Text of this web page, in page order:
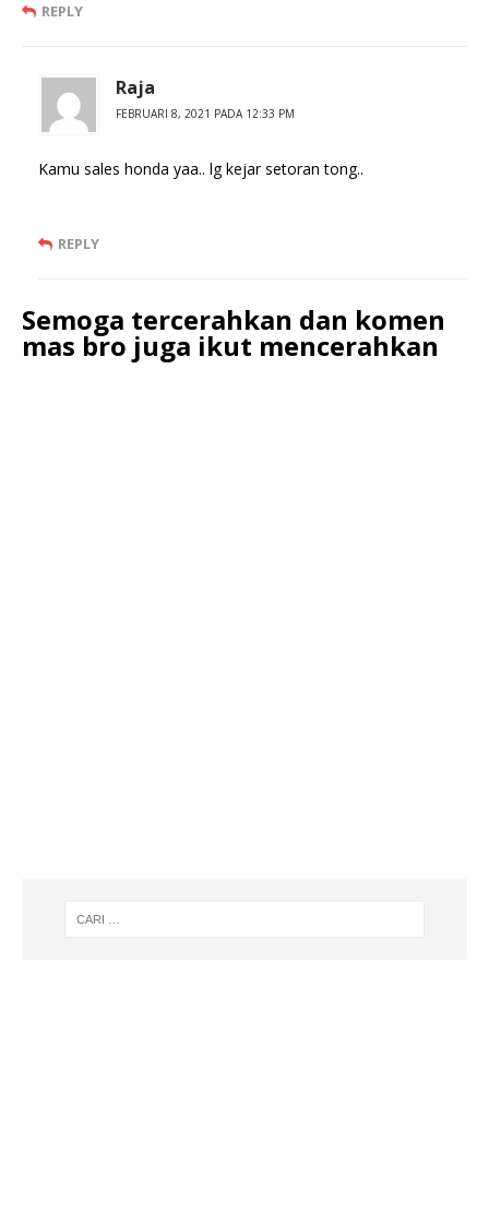
REPLY
Raja
FEBRUARI 8, 2021 PADA 12:33 PM
Kamu sales honda yaa.. lg kejar setoran tong..
REPLY
Semoga tercerahkan dan komen
mas bro juga ikut mencerahkan